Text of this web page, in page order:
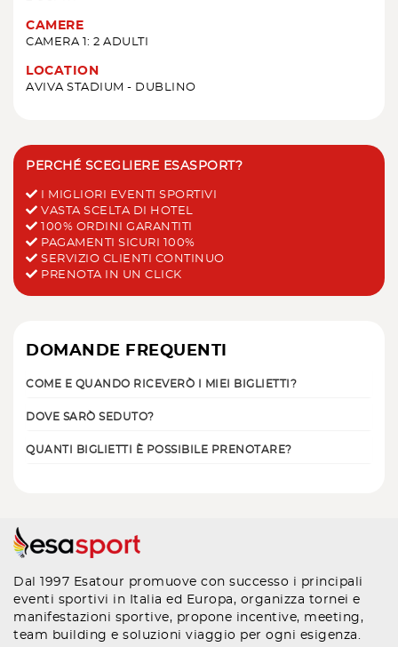
CAMERE
CAMERA 1: 2 ADULTI
LOCATION
AVIVA STADIUM - DUBLINO
PERCHÉ SCEGLIERE ESASPORT?
I MIGLIORI EVENTI SPORTIVI
VASTA SCELTA DI HOTEL
100% ORDINI GARANTITI
PAGAMENTI SICURI 100%
SERVIZIO CLIENTI CONTINUO
PRENOTA IN UN CLICK
DOMANDE FREQUENTI
COME E QUANDO RICEVERÒ I MIEI BIGLIETTI?
DOVE SARÒ SEDUTO?
QUANTI BIGLIETTI È POSSIBILE PRENOTARE?
Dal 1997 Esatour promuove con successo i principali
eventi sportivi in Italia ed Europa, organizza tornei e
manifestazioni sportive, propone incentive, meeting,
team building e soluzioni viaggio per ogni esigenza.